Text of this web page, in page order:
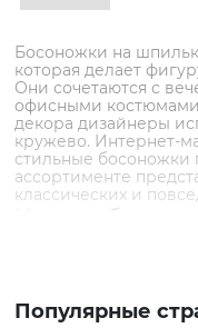
Популярные
Босоножки на
которая делает
Они сочетаются с
офисными
декора дизайнеры
кружево. Интернет-
стильные
ассортименте
классических и
Купить
Размер. Поставьте
обведите контур